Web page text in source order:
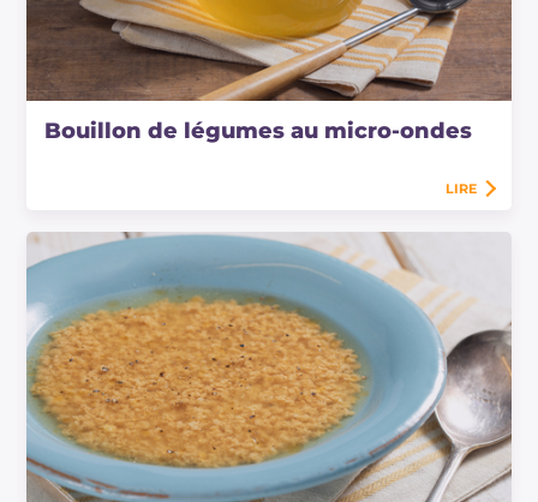
Bouillon de légumes au micro-ondes
LIRE